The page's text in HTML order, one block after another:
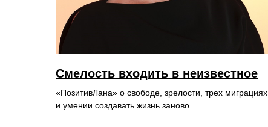
Смелость входить в неизвестное
«ПозитивЛана» о свободе, зрелости, трех миграциях
и умении создавать жизнь заново